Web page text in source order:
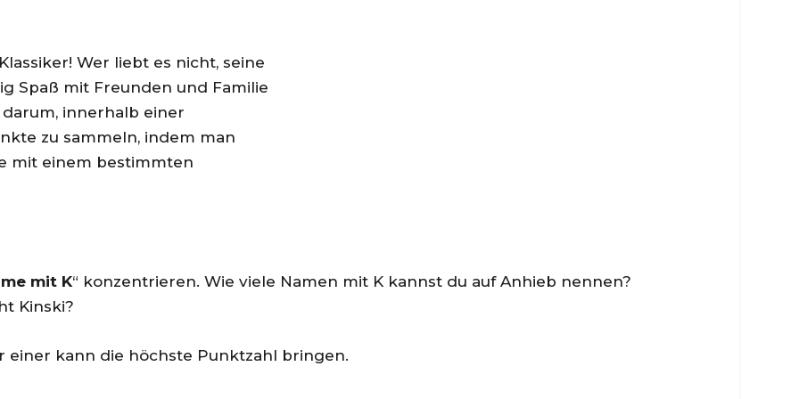
Wer liebt es nicht, seine
Spaß mit Freunden und Familie
innerhalb einer
zu sammeln, indem man
mit einem bestimmten
mit K“ konzentrieren. Wie viele Namen mit K kannst du auf Anhieb nennen?
Kinski?
einer kann die höchste Punktzahl bringen.